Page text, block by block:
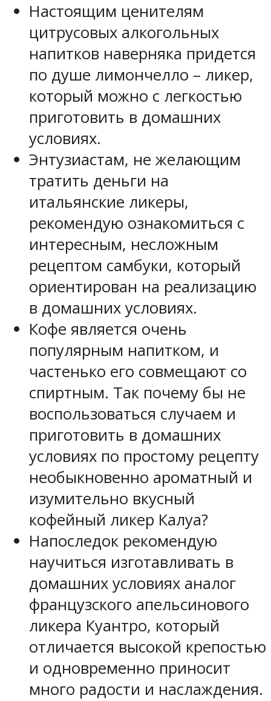
Настоящим ценителям
цитрусовых алкогольных
напитков наверняка придется
по душе лимончелло – ликер,
который можно с легкостью
приготовить в домашних
условиях.
Энтузиастам, не желающим
тратить деньги на
итальянские ликеры,
рекомендую ознакомиться с
интересным, несложным
рецептом самбуки, который
ориентирован на реализацию
в домашних условиях.
Кофе является очень
популярным напитком, и
частенько его совмещают со
спиртным. Так почему бы не
воспользоваться случаем и
приготовить в домашних
условиях по простому рецепту
необыкновенно ароматный и
изумительно вкусный
кофейный ликер Калуа?
Напоследок рекомендую
научиться изготавливать в
домашних условиях аналог
французского апельсинового
ликера Куантро, который
отличается высокой крепостью
и одновременно приносит
много радости и наслаждения.